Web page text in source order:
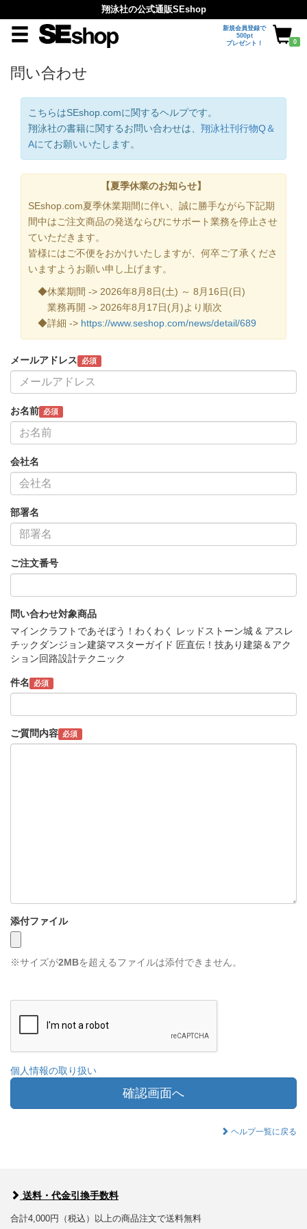
翔泳社の公式通販SEshop
新規会員登録で
500pt
プレゼント！
0
問い合わせ
こちらはSEshop.comに関するヘルプです。
翔泳社の書籍に関するお問い合わせは、 翔泳社刊行物Q＆
Aにてお願いいたします。
【夏季休業のお知らせ】
SEshop.com夏季休業期間に伴い、誠に勝手ながら下記期
間中はご注文商品の発送ならびにサポート業務を停止させ
ていただきます。
皆様にはご不便をおかけいたしますが、何卒ご了承くださ
いますようお願い申し上げます。
◆休業期間 -> 2026年8月8日(土) ～ 8月16日(日)
業務再開 -> 2026年8月17日(月)より順次
◆詳細 -> https://www.seshop.com/news/detail/689
メールアドレス 必須
お名前 必須
会社名
部署名
ご注文番号
問い合わせ対象商品
マインクラフトであそぼう！わくわく レッドストーン城 & アスレ
チックダンジョン建築マスターガイド 匠直伝！技あり建築＆アク
ション回路設計テクニック
件名 必須
ご質問内容 必須
添付ファイル
※サイズが2MBを超えるファイルは添付できません。
個人情報の取り扱い
確認画面へ
ヘルプ一覧に戻る
送料・代金引換手数料
合計4,000円（税込）以上の商品注文で送料無料